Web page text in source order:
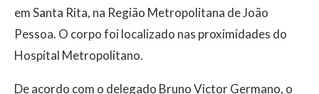
em Santa Rita, na Região Metropolitana de João
Pessoa. O corpo foi localizado nas proximidades do
Hospital Metropolitano.
De acordo com o delegado Bruno Victor Germano, o